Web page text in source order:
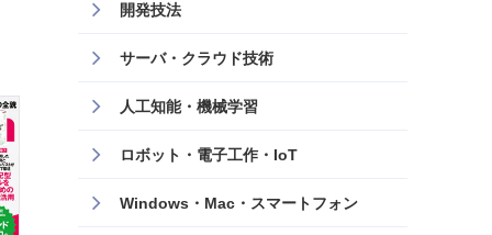
開発技法
サーバ・クラウド技術
人工知能・機械学習
ロボット・電子工作・IoT
Windows・Mac・スマートフォン